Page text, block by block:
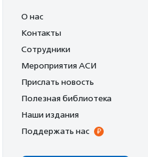
О нас
Контакты
Сотрудники
Мероприятия АСИ
Прислать новость
Полезная библиотека
Наши издания
Поддержать нас